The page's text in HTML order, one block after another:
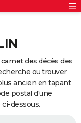
des décès des
ou trouver
ancien en tapant
postal d'une
dessous.